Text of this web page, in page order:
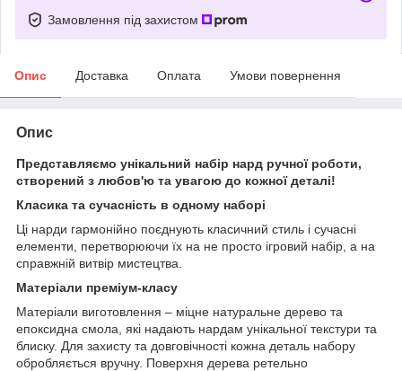
Замовлення під захистом
Опис Доставка Оплата Умови повернення
Опис
Представляємо унікальний набір нард ручної роботи,
створений з любов'ю та увагою до кожної деталі!
Класика та сучасність в одному наборі
Ці нарди гармонійно поєднують класичний стиль і сучасні
елементи, перетворюючи їх на не просто ігровий набір, а на
справжній витвір мистецтва.
Матеріали преміум-класу
Матеріали виготовлення – міцне натуральне дерево та
епоксидна смола, які надають нардам унікальної текстури та
блиску. Для захисту та довговічності кожна деталь набору
обробляється вручну. Поверхня дерева ретельно